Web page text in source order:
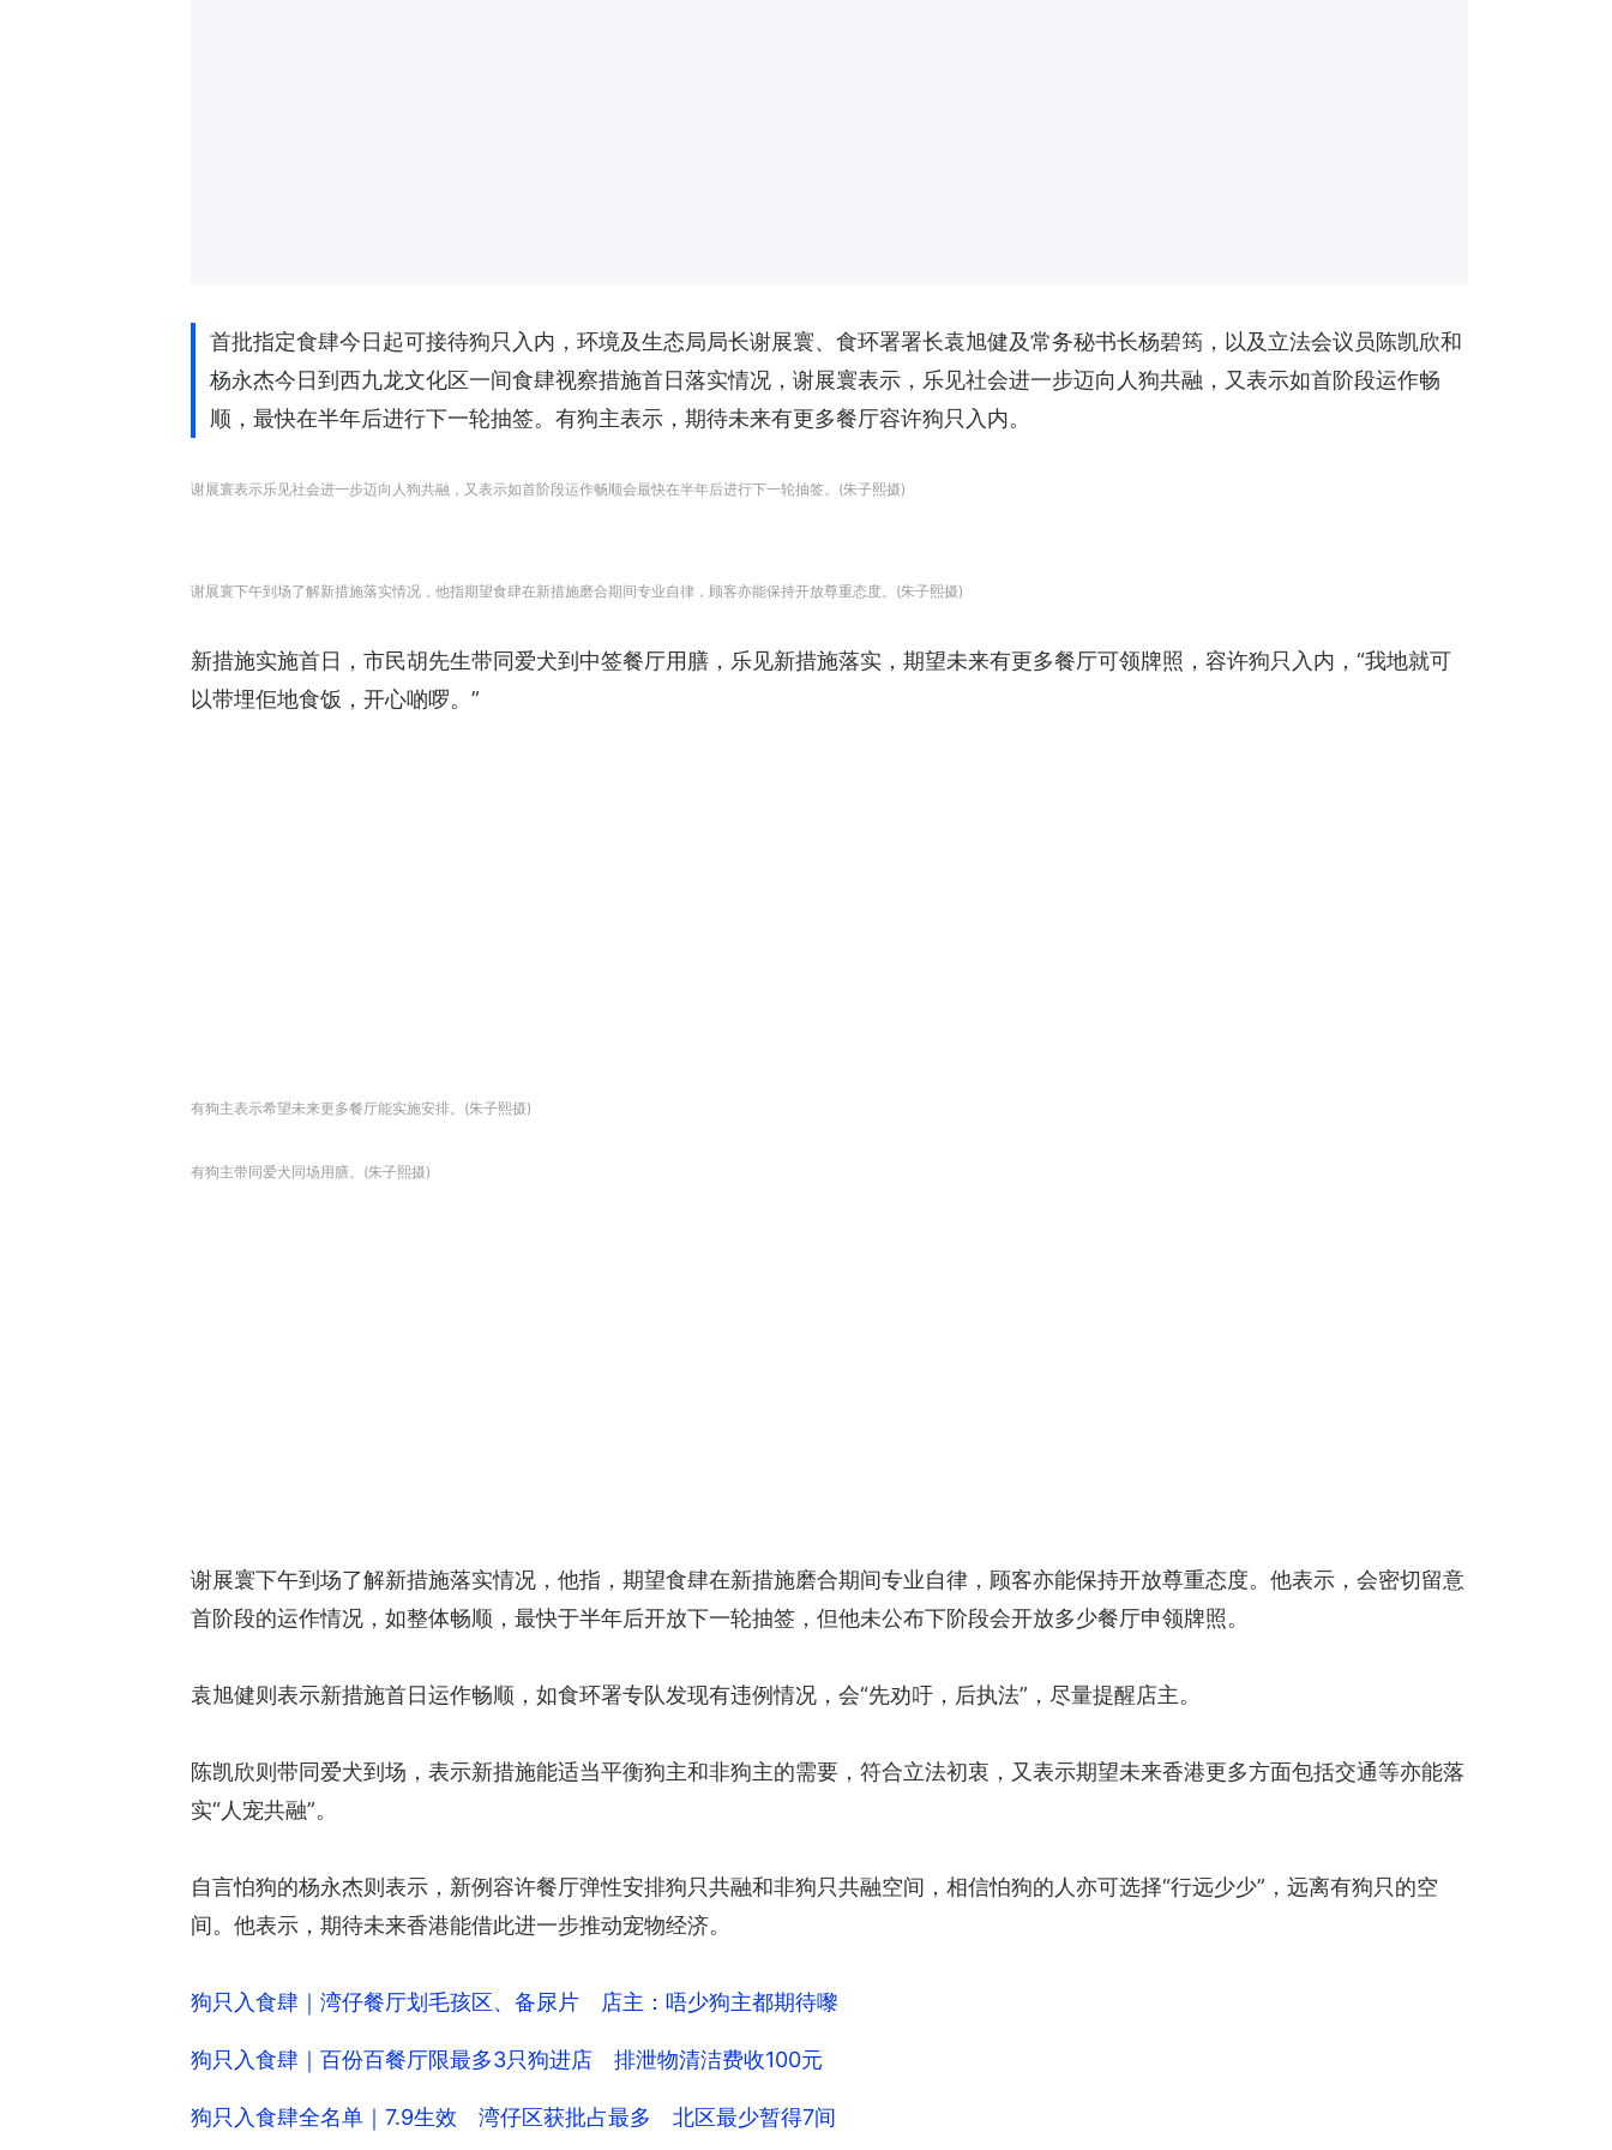
首批指定食肆今日起可接待狗只入内，环境及生态局局长谢展寰、食环署署长袁旭健及常务秘书长杨碧筠，以及立法会议员陈凯欣和
杨永杰今日到西九龙文化区一间食肆视察措施首日落实情况，谢展寰表示，乐见社会进一步迈向人狗共融，又表示如首阶段运作畅
顺，最快在半年后进行下一轮抽签。有狗主表示，期待未来有更多餐厅容许狗只入内。
谢展寰表示乐见社会进一步迈向人狗共融，又表示如首阶段运作畅顺会最快在半年后进行下一轮抽签。(朱子熙摄)
谢展寰下午到场了解新措施落实情况，他指期望食肆在新措施磨合期间专业自律，顾客亦能保持开放尊重态度。(朱子熙摄)
新措施实施首日，市民胡先生带同爱犬到中签餐厅用膳，乐见新措施落实，期望未来有更多餐厅可领牌照，容许狗只入内，“我地就可
以带埋佢地食饭，开心啲啰。”
有狗主表示希望未来更多餐厅能实施安排。(朱子熙摄)
有狗主带同爱犬同场用膳。(朱子熙摄)
谢展寰下午到场了解新措施落实情况，他指，期望食肆在新措施磨合期间专业自律，顾客亦能保持开放尊重态度。他表示，会密切留意
首阶段的运作情况，如整体畅顺，最快于半年后开放下一轮抽签，但他未公布下阶段会开放多少餐厅申领牌照。
袁旭健则表示新措施首日运作畅顺，如食环署专队发现有违例情况，会“先劝吁，后执法”，尽量提醒店主。
陈凯欣则带同爱犬到场，表示新措施能适当平衡狗主和非狗主的需要，符合立法初衷，又表示期望未来香港更多方面包括交通等亦能落
实“人宠共融”。
自言怕狗的杨永杰则表示，新例容许餐厅弹性安排狗只共融和非狗只共融空间，相信怕狗的人亦可选择“行远少少”，远离有狗只的空
间。他表示，期待未来香港能借此进一步推动宠物经济。
狗只入食肆｜湾仔餐厅划毛孩区、备尿片 店主：唔少狗主都期待嚟
狗只入食肆｜百份百餐厅限最多3只狗进店 排泄物清洁费收100元
狗只入食肆全名单｜7.9生效 湾仔区获批占最多 北区最少暂得7间